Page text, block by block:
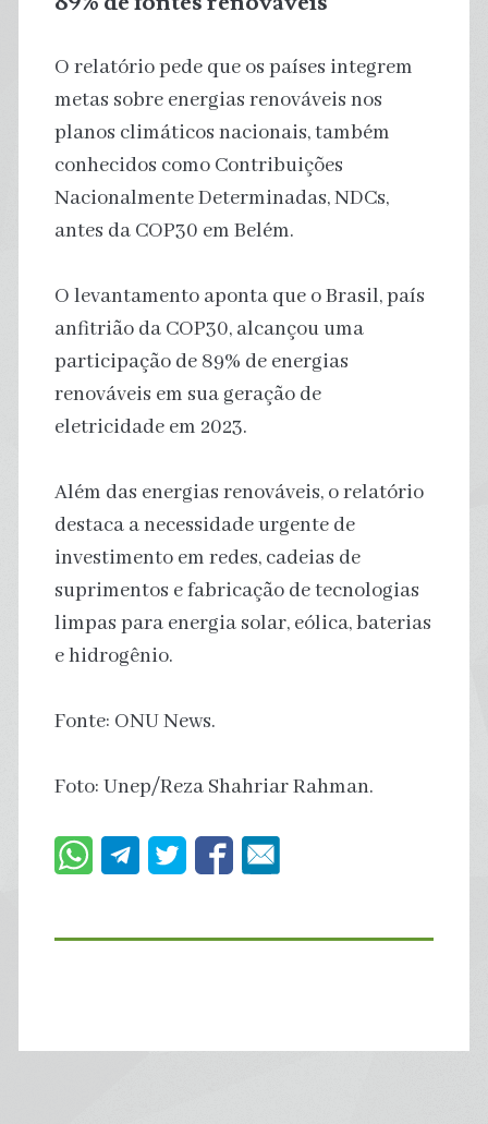
O relatório pede que os países integrem
metas sobre energias renováveis ​​nos
planos climáticos nacionais, também
conhecidos como Contribuições
Nacionalmente Determinadas, NDCs,
antes da COP30 em Belém.
O levantamento aponta que o Brasil, país
anfitrião da COP30, alcançou uma
participação de 89% de energias
renováveis ​​em sua geração de
eletricidade em 2023.
Além das energias renováveis, o relatório
destaca a necessidade urgente de
investimento em redes, cadeias de
suprimentos e fabricação de tecnologias
limpas para energia solar, eólica, baterias
e hidrogênio.
Fonte: ONU News.
Foto: Unep/Reza Shahriar Rahman.